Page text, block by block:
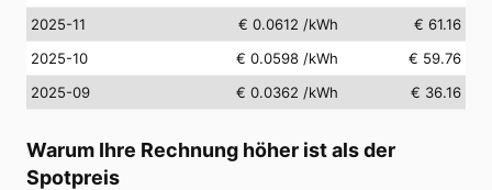
2025-11
€ 0.0612 /kWh
€ 61.16
2025-10
€ 0.0598 /kWh
€ 59.76
2025-09
€ 0.0362 /kWh € 36.16
Warum Ihre Rechnung höher ist als der
Spotpreis